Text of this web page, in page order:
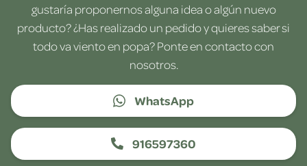
gustaría proponernos alguna idea o algún nuevo
producto? ¿Has realizado un pedido y quieres saber si
todo va viento en popa? Ponte en contacto con
nosotros.
WhatsApp
916597360